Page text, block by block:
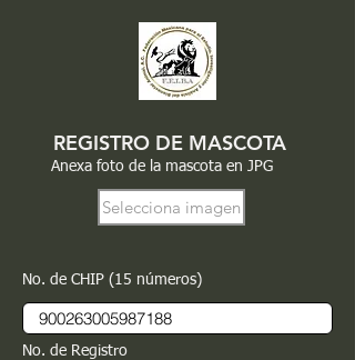
REGISTRO DE MASCOTA
Anexa foto de la mascota en JPG
Selecciona imagen
No. de CHIP (15 números)
No. de Registro